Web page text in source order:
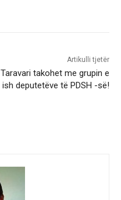
Artikulli tjetër
Taravari takohet me grupin e
ish deputetëve të PDSH -së!